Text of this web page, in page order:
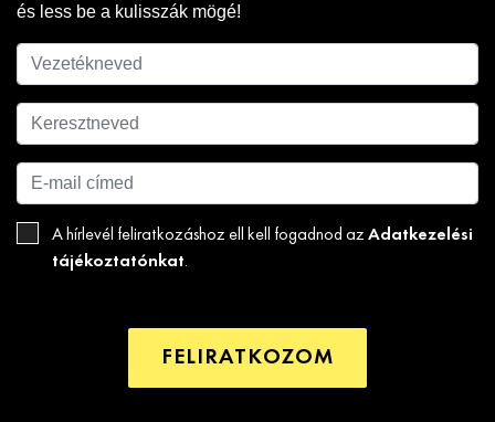
és less be a kulisszák mögé!
A hírlevél feliratkozáshoz ell kell fogadnod az Adatkezelési
tájékoztatónkat.
FELIRATKOZOM